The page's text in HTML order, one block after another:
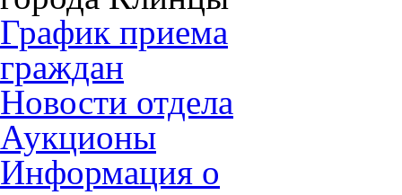
График приема
граждан
Новости отдела
Аукционы
Информация о